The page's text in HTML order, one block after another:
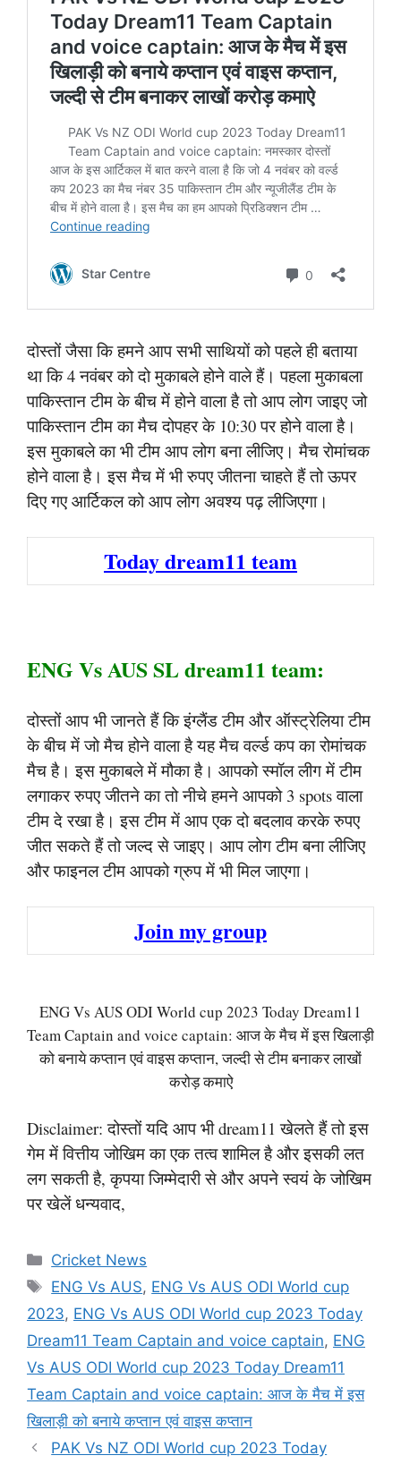
दोस्तों जैसा कि हमने आप सभी साथियों को पहले ही बताया
था कि 4 नवंबर को दो मुकाबले होने वाले हैं। पहला मुकाबला
पाकिस्तान टीम के बीच में होने वाला है तो आप लोग जाइए जो
पाकिस्तान टीम का मैच दोपहर के 10:30 पर होने वाला है।
इस मुकाबले का भी टीम आप लोग बना लीजिए। मैच रोमांचक
होने वाला है। इस मैच में भी रुपए जीतना चाहते हैं तो ऊपर
दिए गए आर्टिकल को आप लोग अवश्य पढ़ लीजिएगा।
Today dream11 team
ENG Vs AUS SL dream11 team:
दोस्तों आप भी जानते हैं कि इंग्लैंड टीम और ऑस्ट्रेलिया टीम
के बीच में जो मैच होने वाला है यह मैच वर्ल्ड कप का रोमांचक
मैच है। इस मुकाबले में मौका है। आपको स्मॉल लीग में टीम
लगाकर रुपए जीतने का तो नीचे हमने आपको 3 spots वाला
टीम दे रखा है। इस टीम में आप एक दो बदलाव करके रुपए
जीत सकते हैं तो जल्द से जाइए। आप लोग टीम बना लीजिए
और फाइनल टीम आपको ग्रुप में भी मिल जाएगा।
Join my group
ENG Vs AUS ODI World cup 2023 Today Dream11
Team Captain and voice captain: आज के मैच में इस खिलाड़ी
को बनाये कप्तान एवं वाइस कप्तान, जल्दी से टीम बनाकर लाखों
करोड़ कमाऐ
Disclaimer: दोस्तों यदि आप भी dream11 खेलते हैं तो इस
गेम में वित्तीय जोखिम का एक तत्व शामिल है और इसकी लत
लग सकती है, कृपया जिम्मेदारी से और अपने स्वयं के जोखिम
पर खेलें धन्यवाद,
Categories
Cricket News
Tags
ENG Vs AUS, ENG Vs AUS ODI World cup
2023, ENG Vs AUS ODI World cup 2023 Today
Dream11 Team Captain and voice captain, ENG
Vs AUS ODI World cup 2023 Today Dream11
Team Captain and voice captain: आज के मैच में इस
खिलाड़ी को बनाये कप्तान एवं वाइस कप्तान
PAK Vs NZ ODI World cup 2023 Today